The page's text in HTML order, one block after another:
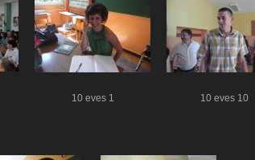
10 eves 1 10 eves 10